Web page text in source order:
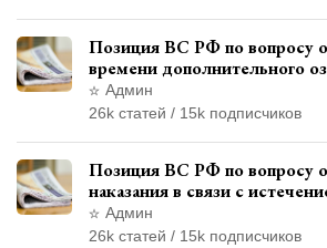
Позиция ВС РФ по вопросу
времени дополнительного
материалами уголовного дела
Админ
26k статей / 15k подписчиков
Позиция ВС РФ по вопросу
наказания в связи с
уголовного преследования
Админ
26k статей / 15k подписчиков